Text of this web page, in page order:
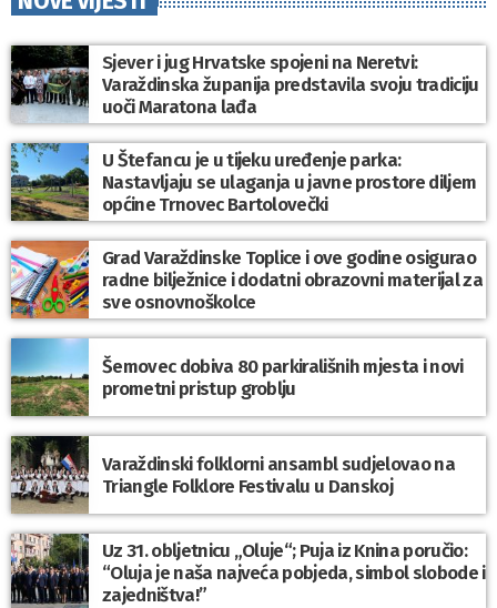
Sjever i jug Hrvatske spojeni na Neretvi:
Varaždinska županija predstavila svoju tradiciju
uoči Maratona lađa
U Štefancu je u tijeku uređenje parka:
Nastavljaju se ulaganja u javne prostore diljem
općine Trnovec Bartolovečki
Grad Varaždinske Toplice i ove godine osigurao
radne bilježnice i dodatni obrazovni materijal za
sve osnovnoškolce
Šemovec dobiva 80 parkirališnih mjesta i novi
prometni pristup groblju
Varaždinski folklorni ansambl sudjelovao na
Triangle Folklore Festivalu u Danskoj
Uz 31. obljetnicu „Oluje“; Puja iz Knina poručio:
“Oluja je naša najveća pobjeda, simbol slobode i
zajedništva!”